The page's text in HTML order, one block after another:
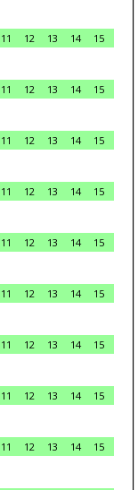
11 12 13 14
15
11 12 13 14
15
11 12 13 14
15
11 12 13 14
15
11 12 13 14
15
11 12 13 14
15
11 12 13 14
15
11 12 13 14
15
11 12 13 14
15